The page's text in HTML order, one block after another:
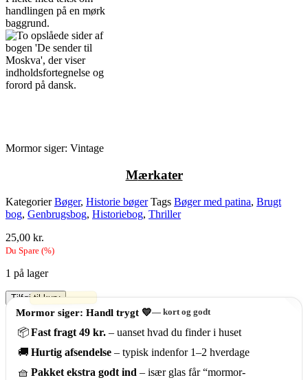
Mormor siger: Vintage
Mærkater
Kategorier Bøger, Historie bøger Tags Bøger med patina, Brugt
bog, Genbrugsbog, Historiebog, Thriller
25,00 kr.
Du Spare (%)
1 på lager
De
sender
Moskva
W.F.
Flicke
Tilføj til kurv
Mormor siger: Handl trygt 💛— kort og godt
📦Fast fragt 49 kr. – uanset hvad du finder i huset
🚚 Hurtig afsendelse – typisk indenfor 1–2 hverdage
🧺 Pakket ekstra godt ind – især glas får “mormor-